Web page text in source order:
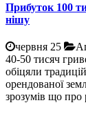
Прибуток 100
нішу
червня 25
40-50 тисяч
обіцяли
орендованої
зрозумів що про